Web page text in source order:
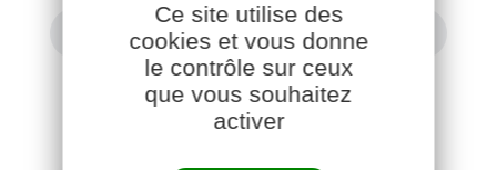
TOUTES NOS VOLAILLES FERMIÈRES
Ce site utilise des
cookies et vous donne
le contrôle sur ceux
que vous souhaitez
activer